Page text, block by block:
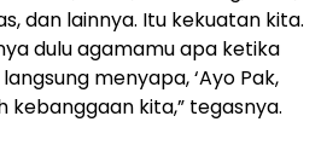
dan lainnya. Itu kekuatan kita.
dulu agamamu apa ketika
menyapa, ‘Ayo Pak,
kebanggaan kita,” tegasnya.